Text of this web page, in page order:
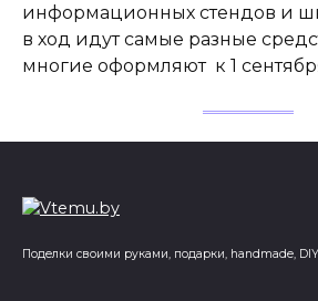
информационных стендов и
в ход идут самые разные
многие оформляют к 1
Поделки своими руками, подарки, handmade,